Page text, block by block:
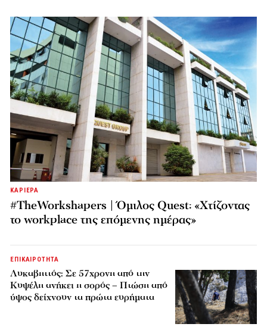
ΚΑΡΙΕΡΑ
#TheWorkshapers | Όμιλος Quest: «Χτίζοντας
το workplace της επόμενης ημέρας»
ΕΠΙΚΑΙΡΟΤΗΤΑ
Λυκαβηττός: Σε 57χρονη από την
Κυψέλη ανήκει η σορός – Πτώση από
ύψος δείχνουν τα πρώτα ευρήματα